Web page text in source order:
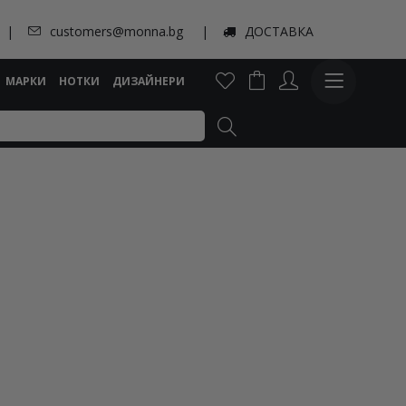
customers@monna.bg ДОСТАВКА
МАРКИ НОТКИ ДИЗАЙНЕРИ